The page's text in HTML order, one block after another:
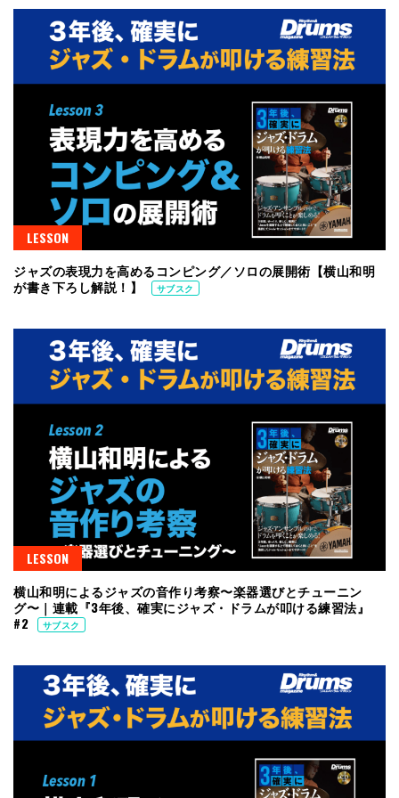
LESSON
ジャズの表現力を高めるコンピング／ソロの展開術【横山和明
が書き下ろし解説！】
サブスク
LESSON
横山和明によるジャズの音作り考察〜楽器選びとチューニン
グ〜｜連載『3年後、確実にジャズ・ドラムが叩ける練習法』
#2
サブスク